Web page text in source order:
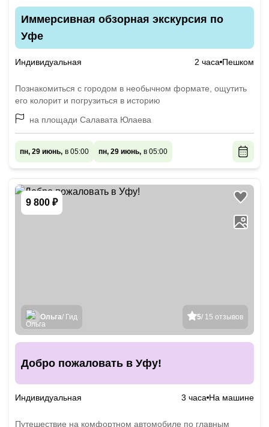
Иммерсивная обзорная экскурсия по
Уфе
Индивидуальная 2 часа Пешком
Познакомиться с городом в необычном формате, ощутить
его колорит и погрузиться в историю
на площади Салавата Юлаева
пн, 29 июнь, в 05:00 пн, 29 июнь, в 05:00
9 800 ₽
5/ 15 отзывов
Ольга/ Гид
Добро пожаловать в Уфу!
Индивидуальная 3 часа На машине
Путешествие на комфортном автомобиле по главным